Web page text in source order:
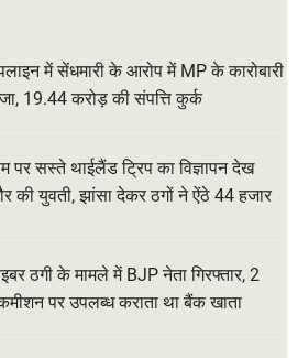
में सेंधमारी के आरोप में MP के कारोबारी
19.44 करोड़ की संपत्ति कुर्क
पर सस्ते थाईलैंड ट्रिप का विज्ञापन देख
की युवती, झांसा देकर ठगों ने ऐंठे 44 हजार
ठगी के मामले में BJP नेता गिरफ्तार, 2
पर उपलब्ध कराता था बैंक खाता